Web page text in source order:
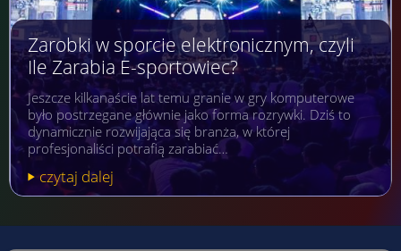
Zarobki w sporcie elektronicznym, czyli
Ile Zarabia E-sportowiec?
Jeszcze kilkanaście lat temu granie w gry komputerowe
było postrzegane głównie jako forma rozrywki. Dziś to
dynamicznie rozwijająca się branża, w której
profesjonaliści potrafią zarabiać…
czytaj dalej